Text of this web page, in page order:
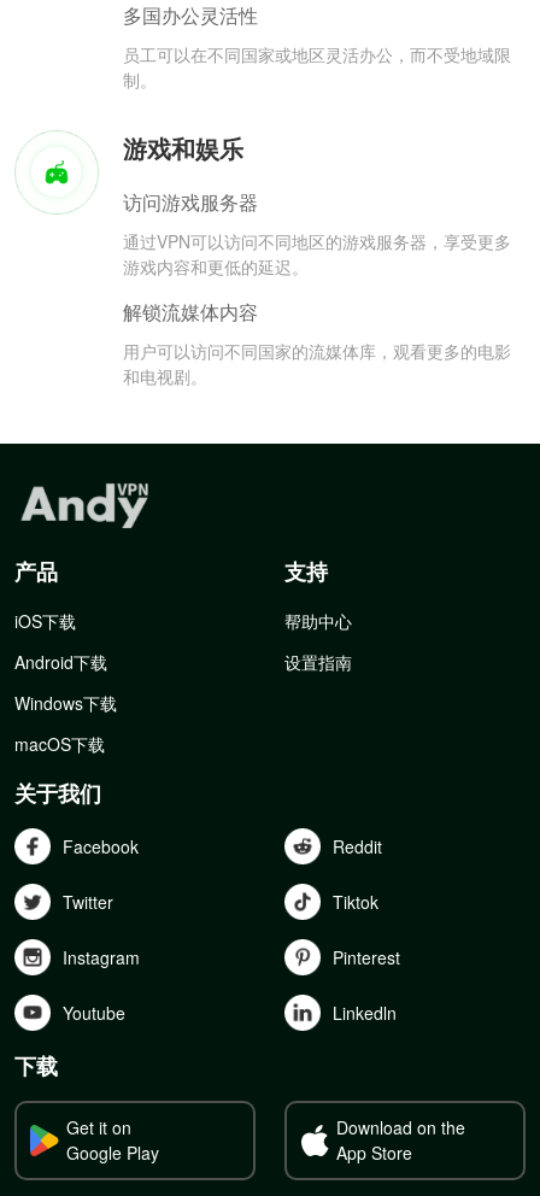
多国办公灵活性
员工可以在不同国家或地区灵活办公，而不受地域限
制。
游戏和娱乐
访问游戏服务器
通过VPN可以访问不同地区的游戏服务器，享受更多
游戏内容和更低的延迟。
解锁流媒体内容
用户可以访问不同国家的流媒体库，观看更多的电影
和电视剧。
产品
iOS下载
Android下载
Windows下载
macOS下载
支持
帮助中心
设置指南
关于我们
Facebook Reddit
Twitter Tiktok
Instagram Pinterest
Youtube Linkedln
下载
Get it on
Google Play
Download on the
App Store